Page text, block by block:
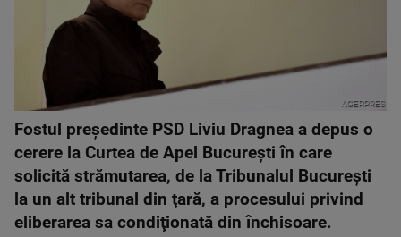
AGERPRES
Fostul preşedinte PSD Liviu Dragnea a depus o
cerere la Curtea de Apel Bucureşti în care
solicită strămutarea, de la Tribunalul Bucureşti
la un alt tribunal din ţară, a procesului privind
eliberarea sa condiţionată din închisoare.